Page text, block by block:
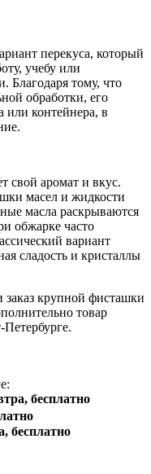
перекуса, который
учебу или
Благодаря тому, что
обработки, его
или контейнера, в
свой аромат и вкус.
масел и жидкости
масла раскрываются
обжарке часто
вариант
сладость и кристаллы
крупной фисташки
товар
Петербурге.
бесплатно
бесплатно